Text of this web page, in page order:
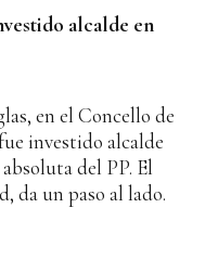
alcalde en
en el Concello de
investido alcalde
del PP. El
da un paso al lado.